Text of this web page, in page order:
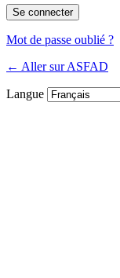
Mot de passe oublié ?
← Aller sur ASFAD
Langue